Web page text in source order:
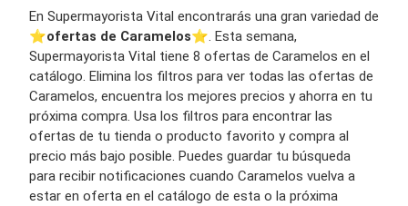
En Supermayorista Vital encontrarás una gran variedad de
⭐️ofertas de Caramelos⭐️. Esta semana,
Supermayorista Vital tiene 8 ofertas de Caramelos en el
catálogo. Elimina los filtros para ver todas las ofertas de
Caramelos, encuentra los mejores precios y ahorra en tu
próxima compra. Usa los filtros para encontrar las
ofertas de tu tienda o producto favorito y compra al
precio más bajo posible. Puedes guardar tu búsqueda
para recibir notificaciones cuando Caramelos vuelva a
estar en oferta en el catálogo de esta o la próxima